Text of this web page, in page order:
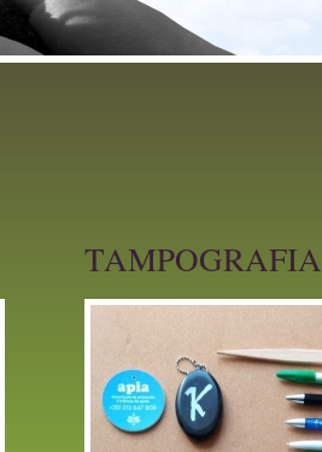
TAMPOGRAFIA